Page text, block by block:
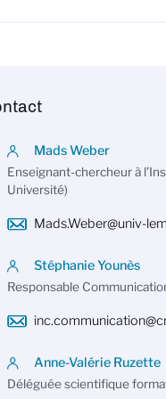
Mads Weber
Enseignant-chercheur à
Université)
Mads.Weber@univ-
Stéphanie Younès
Responsable
Anne-Valérie Ruzette
Déléguée scientifique